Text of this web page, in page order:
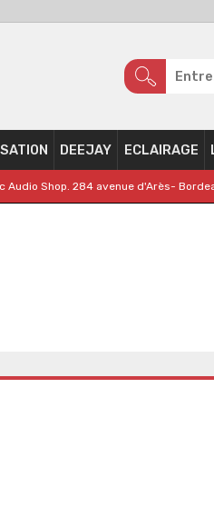
DEEJAY ECLAIRAGE
Audio Shop. 284 avenue d'Arès-